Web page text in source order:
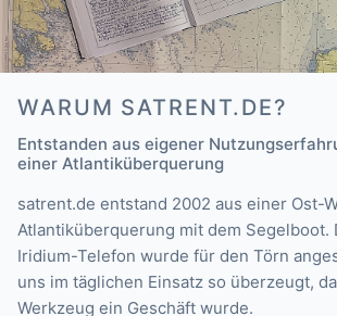
WARUM SATRENT.DE?
Entstanden aus eigener
einer Atlantiküberquerung
satrent.de entstand 2002 aus einer Ost-
Atlantiküberquerung mit dem Segelboot.
Iridium-Telefon wurde für den Törn
uns im täglichen Einsatz so überzeugt,
Werkzeug ein Geschäft wurde.